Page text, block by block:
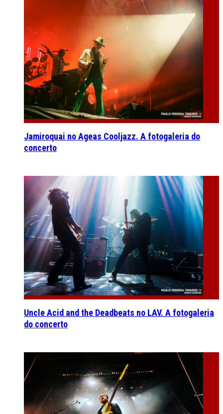
Jamiroquai no Ageas Cooljazz. A fotogaleria do
concerto
Uncle Acid and the Deadbeats no LAV. A fotogaleria
do concerto